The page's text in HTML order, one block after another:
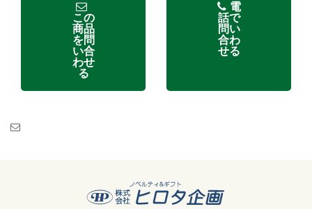
この
商品
を問
い合
わせ
る
電
話で
問い
合わ
せる